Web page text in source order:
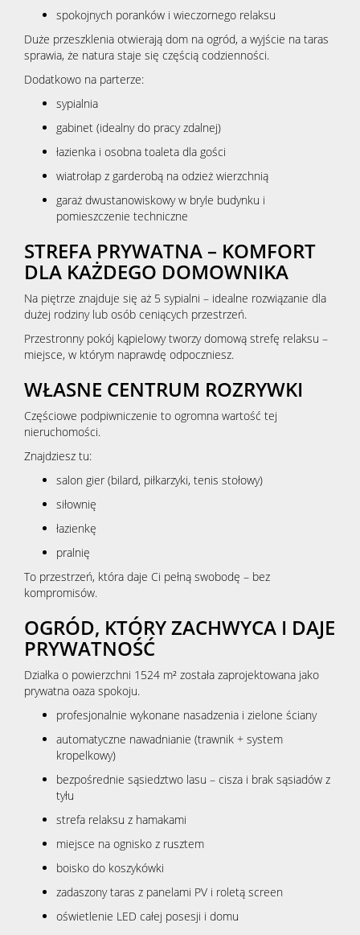
spokojnych poranków i wieczornego relaksu
Duże przeszklenia otwierają dom na ogród, a wyjście na taras
sprawia, że natura staje się częścią codzienności.
Dodatkowo na parterze:
sypialnia
gabinet (idealny do pracy zdalnej)
łazienka i osobna toaleta dla gości
wiatrołap z garderobą na odzież wierzchnią
garaż dwustanowiskowy w bryle budynku i
pomieszczenie techniczne
STREFA PRYWATNA – KOMFORT
DLA KAŻDEGO DOMOWNIKA
Na piętrze znajduje się aż 5 sypialni – idealne rozwiązanie dla
dużej rodziny lub osób ceniących przestrzeń.
Przestronny pokój kąpielowy tworzy domową strefę relaksu –
miejsce, w którym naprawdę odpoczniesz.
WŁASNE CENTRUM ROZRYWKI
Częściowe podpiwniczenie to ogromna wartość tej
nieruchomości.
Znajdziesz tu:
salon gier (bilard, piłkarzyki, tenis stołowy)
siłownię
łazienkę
pralnię
To przestrzeń, która daje Ci pełną swobodę – bez
kompromisów.
OGRÓD, KTÓRY ZACHWYCA I DAJE
PRYWATNOŚĆ
Działka o powierzchni 1524 m² została zaprojektowana jako
prywatna oaza spokoju.
profesjonalnie wykonane nasadzenia i zielone ściany
automatyczne nawadnianie (trawnik + system
kropelkowy)
bezpośrednie sąsiedztwo lasu – cisza i brak sąsiadów z
tyłu
strefa relaksu z hamakami
miejsce na ognisko z rusztem
boisko do koszykówki
zadaszony taras z panelami PV i roletą screen
oświetlenie LED całej posesji i domu